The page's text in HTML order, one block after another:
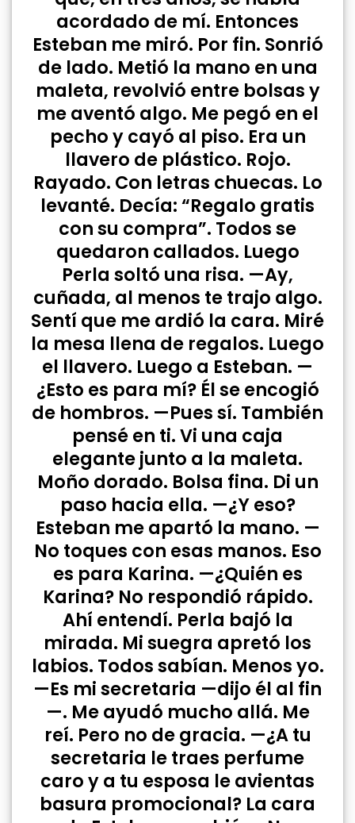
acordado de mí. Entonces
Esteban me miró. Por fin. Sonrió
de lado. Metió la mano en una
maleta, revolvió entre bolsas y
me aventó algo. Me pegó en el
pecho y cayó al piso. Era un
llavero de plástico. Rojo.
Rayado. Con letras chuecas. Lo
levanté. Decía: “Regalo gratis
con su compra”. Todos se
quedaron callados. Luego
Perla soltó una risa. —Ay,
cuñada, al menos te trajo algo.
Sentí que me ardió la cara. Miré
la mesa llena de regalos. Luego
el llavero. Luego a Esteban. —
¿Esto es para mí? Él se encogió
de hombros. —Pues sí. También
pensé en ti. Vi una caja
elegante junto a la maleta.
Moño dorado. Bolsa fina. Di un
paso hacia ella. —¿Y eso?
Esteban me apartó la mano. —
No toques con esas manos. Eso
es para Karina. —¿Quién es
Karina? No respondió rápido.
Ahí entendí. Perla bajó la
mirada. Mi suegra apretó los
labios. Todos sabían. Menos yo.
—Es mi secretaria —dijo él al fin
—. Me ayudó mucho allá. Me
reí. Pero no de gracia. —¿A tu
secretaria le traes perfume
caro y a tu esposa le avientas
basura promocional? La cara